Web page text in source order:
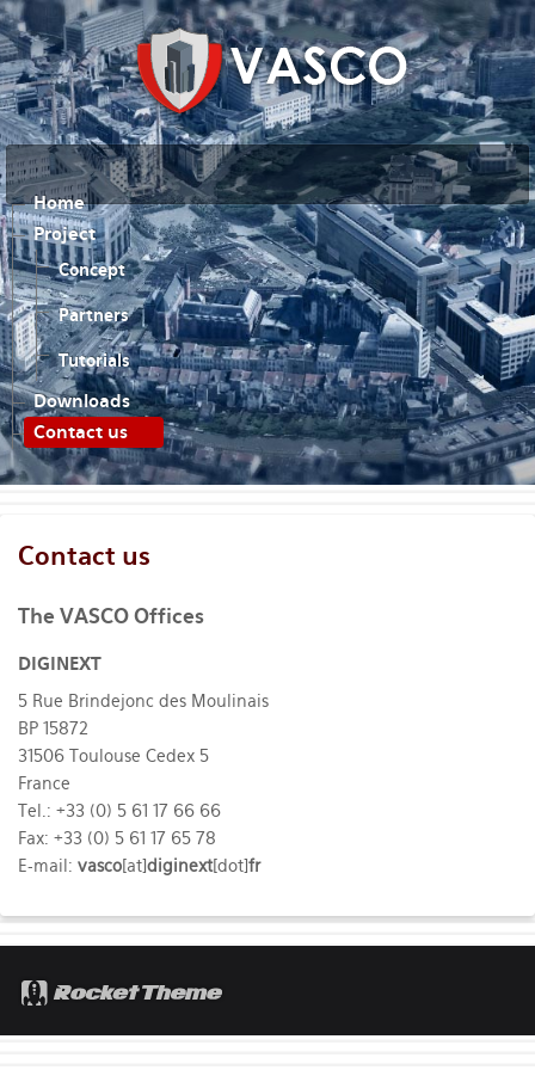
Home
Project
Concept
Partners
Tutorials
Downloads
Contact us
Contact us
The VASCO Offices
DIGINEXT
5 Rue Brindejonc des Moulinais
BP 15872
31506 Toulouse Cedex 5
France
Tel.: +33 (0) 5 61 17 66 66
Fax: +33 (0) 5 61 17 65 78
E-mail: vasco[at]diginext[dot]fr